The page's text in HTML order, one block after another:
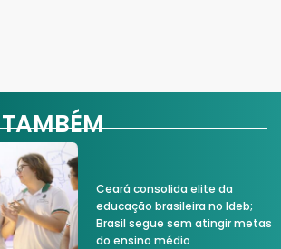
Ceará consolida elite da
educação brasileira no Ideb;
Brasil segue sem atingir metas
do ensino médio